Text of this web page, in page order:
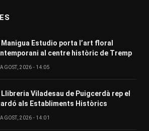
Manigua Estudio porta l’art floral
al centre històric de Tremp
2026 - 14:05
Llibreria Viladesau de Puigcerdà rep el
als Establiments Històrics
2026 - 14:01